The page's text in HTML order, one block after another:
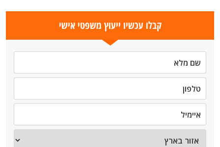
קבלו עכשיו ייעוץ משפטי אישי